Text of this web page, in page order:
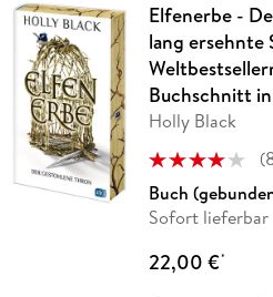
Elfenerbe -
lang
Buchschnitt
Holly Black
(
Buch
Sofort lieferbar
22,00 €*